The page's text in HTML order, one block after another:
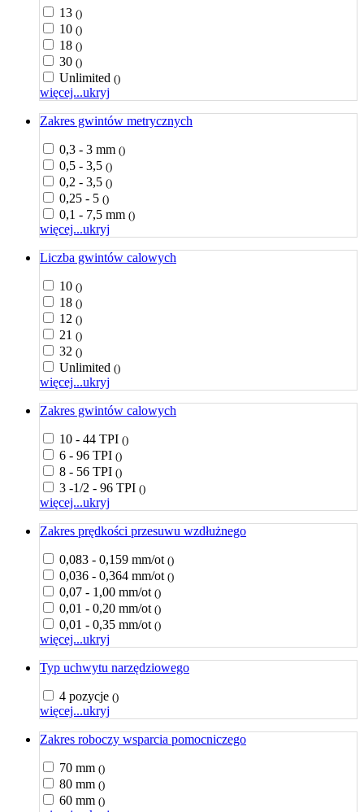
13 ()
10 ()
18 ()
30 ()
Unlimited ()
więcej...ukryj
Zakres gwintów metrycznych
0,3 - 3 mm ()
0,5 - 3,5 ()
0,2 - 3,5 ()
0,25 - 5 ()
0,1 - 7,5 mm ()
więcej...ukryj
Liczba gwintów calowych
10 ()
18 ()
12 ()
21 ()
32 ()
Unlimited ()
więcej...ukryj
Zakres gwintów calowych
10 - 44 TPI ()
6 - 96 TPI ()
8 - 56 TPI ()
3 -1/2 - 96 TPI ()
więcej...ukryj
Zakres prędkości przesuwu wzdłużnego
0,083 - 0,159 mm/ot ()
0,036 - 0,364 mm/ot ()
0,07 - 1,00 mm/ot ()
0,01 - 0,20 mm/ot ()
0,01 - 0,35 mm/ot ()
więcej...ukryj
Typ uchwytu narzędziowego
4 pozycje ()
więcej...ukryj
Zakres roboczy wsparcia pomocniczego
70 mm ()
80 mm ()
60 mm ()